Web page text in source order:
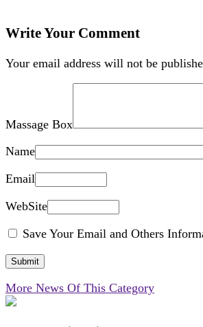
Write Your Comment
Your email address will not be
Massage Box
Name
Email
WebSite
Save Your Email and Others
More News Of This Category